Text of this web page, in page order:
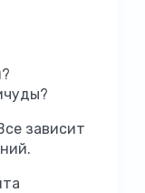
зависит